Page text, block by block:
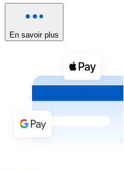
Voir toutes
Coupons crypto
Achetez des
Acheter avec espèces
Virement SEPA
En savoir plus